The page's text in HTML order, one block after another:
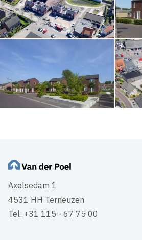
Axelsedam 1
4531 HH Terneuzen
Tel: +31 115 - 67 75 00